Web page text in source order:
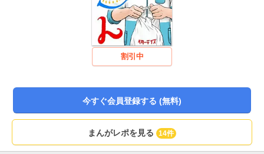
割引中
今すぐ会員登録する (無料)
まんがレポを見る 14件